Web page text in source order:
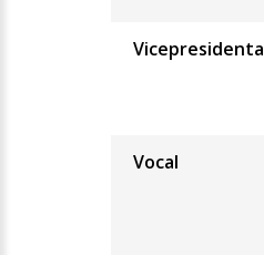
Vicepresidenta
Vocal